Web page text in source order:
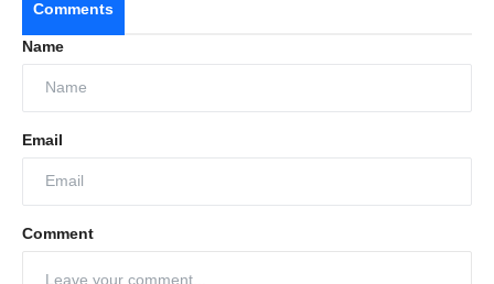
Comments
Name
Email
Comment